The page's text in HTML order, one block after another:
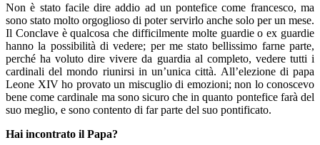
Non è stato facile dire addio ad un pontefice come francesco, ma
sono stato molto orgoglioso di poter servirlo anche solo per un mese.
Il Conclave è qualcosa che difficilmente molte guardie o ex guardie
hanno la possibilità di vedere; per me stato bellissimo farne parte,
perché ha voluto dire vivere da guardia al completo, vedere tutti i
cardinali del mondo riunirsi in un’unica città. All’elezione di papa
Leone XIV ho provato un miscuglio di emozioni; non lo conoscevo
bene come cardinale ma sono sicuro che in quanto pontefice farà del
suo meglio, e sono contento di far parte del suo pontificato.
Hai incontrato il Papa?